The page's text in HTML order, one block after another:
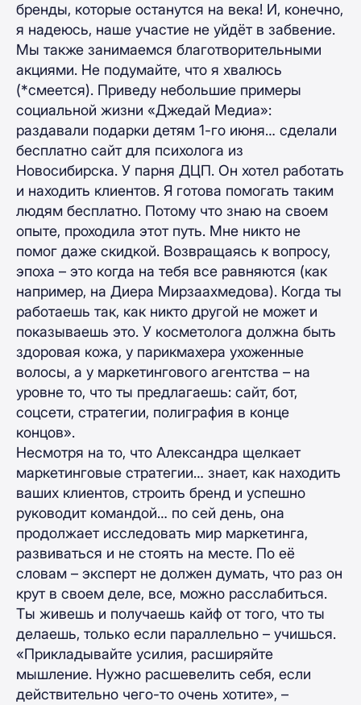
бренды, которые останутся на века! И, конечно,
я надеюсь, наше участие не уйдёт в забвение.
Мы также занимаемся благотворительными
акциями. Не подумайте, что я хвалюсь
(*смеется). Приведу небольшие примеры
социальной жизни «Джедай Медиа»:
раздавали подарки детям 1-го июня… сделали
бесплатно сайт для психолога из
Новосибирска. У парня ДЦП. Он хотел работать
и находить клиентов. Я готова помогать таким
людям бесплатно. Потому что знаю на своем
опыте, проходила этот путь. Мне никто не
помог даже скидкой. Возвращаясь к вопросу,
эпоха – это когда на тебя все равняются (как
например, на Диера Мирзаахмедова). Когда ты
работаешь так, как никто другой не может и
показываешь это. У косметолога должна быть
здоровая кожа, у парикмахера ухоженные
волосы, а у маркетингового агентства – на
уровне то, что ты предлагаешь: сайт, бот,
соцсети, стратегии, полиграфия в конце
концов».
Несмотря на то, что Александра щелкает
маркетинговые стратегии… знает, как находить
ваших клиентов, строить бренд и успешно
руководит командой… по сей день, она
продолжает исследовать мир маркетинга,
развиваться и не стоять на месте. По её
словам – эксперт не должен думать, что раз он
крут в своем деле, все, можно расслабиться.
Ты живешь и получаешь кайф от того, что ты
делаешь, только если параллельно – учишься.
«Прикладывайте усилия, расширяйте
мышление. Нужно расшевелить себя, если
действительно чего-то очень хотите», –